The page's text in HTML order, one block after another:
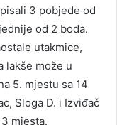
3 pobjede od
od 2 boda.
utakmice,
lakše može u
5. mjestu sa 14
Sloga D. i Izviđač
mjesta.